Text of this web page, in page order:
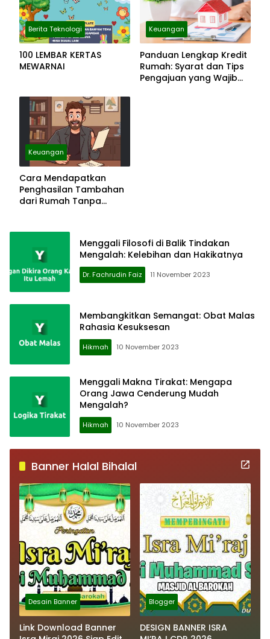
Berita Teknologi
100 LEMBAR KERTAS
MEWARNAI
Keuangan
Panduan Lengkap Kredit
Rumah: Syarat dan Tips
Pengajuan yang Wajib
Keuangan
Cara Mendapatkan
Penghasilan Tambahan
dari Rumah Tanpa
Menggali Filosofi di Balik Tindakan
Mengalah: Kelebihan dan Hakikatnya
Dr. Fachrudin Faiz 11 November 2023
Membangkitkan Semangat: Obat Malas
Rahasia Kesuksesan
Hikmah 10 November 2023
Menggali Makna Tirakat: Mengapa
Orang Jawa Cenderung Mudah
Mengalah?
Hikmah 10 November 2023
Banner Halal Bihalal
Desain Banner
Link Download Banner
Blogger
DESIGN BANNER ISRA